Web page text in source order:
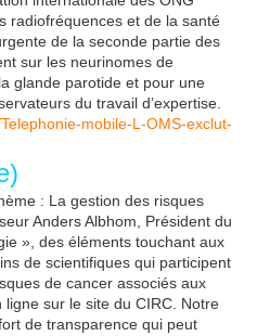
radiofréquences et de la santé
de la seconde partie des
sur les neurinomes de
glande parotide et pour une
du travail d’expertise.
mobile-L-OMS-exclut-
: La gestion des risques
Anders Albhom, Président du
», des éléments touchant aux
de scientifiques qui participent
de cancer associés aux
sur le site du CIRC. Notre
de transparence qui peut